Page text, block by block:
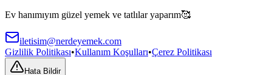
Ev hanımıyım güzel yemek ve tatlılar yaparım🥰
iletisim@nerdeyemek.com
Gizlilik Politikası•Kullanım Koşulları•Çerez Politikası
Hata Bildir